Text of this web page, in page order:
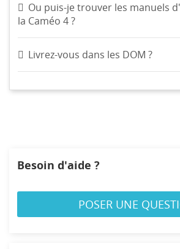
Besoin d'aide ?
POSER UNE
Ou puis-je trouver les manuels
la Caméo 4 ?
Livrez-vous dans les DOM ?
MES LISTES
add_circle_outlineCréer
((MODALTITLE))
CRÉER UNE LISTE
NOM DE LA LISTE D'ENVIES
CONNEXION
Vous devez être connecté pour
votre liste d'envies.